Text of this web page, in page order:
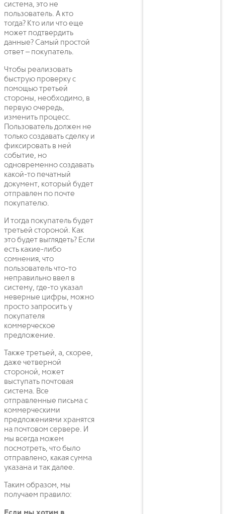
система, это не
пользователь. А кто
тогда? Кто или что еще
может подтвердить
данные? Самый простой
ответ – покупатель.
Чтобы реализовать
быструю проверку с
помощью третьей
стороны, необходимо, в
первую очередь,
изменить процесс.
Пользователь должен не
только создавать сделку и
фиксировать в ней
событие, но
одновременно создавать
какой-то печатный
документ, который будет
отправлен по почте
покупателю.
И тогда покупатель будет
третьей стороной. Как
это будет выглядеть? Если
есть какие-либо
сомнения, что
пользователь что-то
неправильно ввел в
систему, где-то указал
неверные цифры, можно
просто запросить у
покупателя
коммерческое
предложение.
Также третьей, а, скорее,
даже четверной
стороной, может
выступать почтовая
система. Все
отправленные письма с
коммерческими
предложениями хранятся
на почтовом сервере. И
мы всегда можем
посмотреть, что было
отправлено, какая сумма
указана и так далее.
Таким образом, мы
получаем правило: